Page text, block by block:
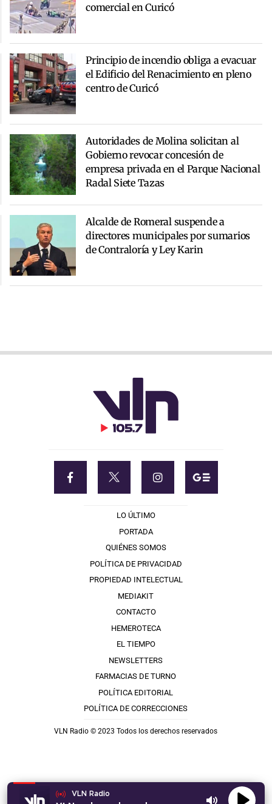
comercial en Curicó
Principio de incendio obliga a evacuar
el Edificio del Renacimiento en pleno
centro de Curicó
Autoridades de Molina solicitan al
Gobierno revocar concesión de
empresa privada en el Parque Nacional
Radal Siete Tazas
Alcalde de Romeral suspende a
directores municipales por sumarios
de Contraloría y Ley Karin
VLN Radio
LO ÚLTIMO
PORTADA
QUIÉNES SOMOS
POLÍTICA DE PRIVACIDAD
PROPIEDAD INTELECTUAL
MEDIAKIT
CONTACTO
HEMEROTECA
EL TIEMPO
NEWSLETTERS
FARMACIAS DE TURNO
POLÍTICA EDITORIAL
POLÍTICA DE CORRECCIONES
VLN Radio © 2023 Todos los derechos reservados